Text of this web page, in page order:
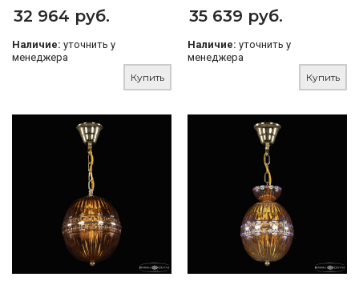
32 964 руб.
Наличие: уточнить у
менеджера
Купить
35 639 руб.
Наличие: уточнить у
менеджера
Купить